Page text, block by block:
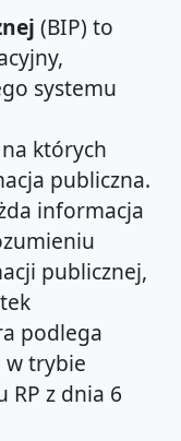
(BIP) to
systemu
których
publiczna.
informacja
publicznej,
podlega
w trybie
RP z dnia 6